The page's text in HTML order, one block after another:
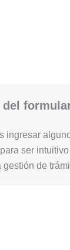
del
ingresar
ser
de